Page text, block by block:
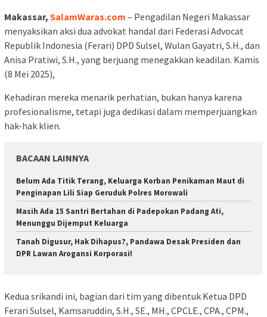
Makassar, SalamWaras.com – Pengadilan Negeri Makassar
menyaksikan aksi dua advokat handal dari Federasi Advocat
Republik Indonesia (Ferari) DPD Sulsel, Wulan Gayatri, S.H., dan
Anisa Pratiwi, S.H., yang berjuang menegakkan keadilan. Kamis
(8 Mei 2025),
Kehadiran mereka menarik perhatian, bukan hanya karena
profesionalisme, tetapi juga dedikasi dalam memperjuangkan
hak-hak klien.
BACAAN LAINNYA
Belum Ada Titik Terang, Keluarga Korban Penikaman Maut di
Penginapan Lili Siap Geruduk Polres Morowali
Masih Ada 15 Santri Bertahan di Padepokan Padang Ati,
Menunggu Dijemput Keluarga
Tanah Digusur, Hak Dihapus?, Pandawa Desak Presiden dan
DPR Lawan Arogansi Korporasi!
Kedua srikandi ini, bagian dari tim yang dibentuk Ketua DPD
Ferari Sulsel, Kamsaruddin, S.H., SE., MH., CPCLE., CPA., CPM.,